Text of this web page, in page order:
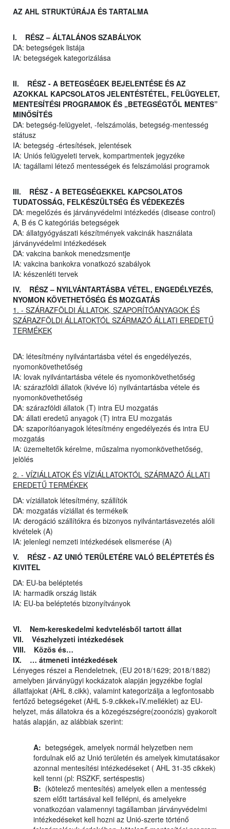
AZ AHL STRUKTÚRÁJA ÉS TARTALMA
I. RÉSZ – ÁLTALÁNOS SZABÁLYOK
DA: betegségek listája
IA: betegségek kategorizálása
II. RÉSZ - A BETEGSÉGEK BEJELENTÉSE ÉS AZ
AZOKKAL KAPCSOLATOS JELENTÉSTÉTEL, FELÜGYELET,
MENTESÍTÉSI PROGRAMOK ÉS „BETEGSÉGTŐL MENTES”
MINŐSÍTÉS
DA: betegség-felügyelet, -felszámolás, betegség-mentesség
státusz
IA: betegség -értesítések, jelentések
IA: Uniós felügyeleti tervek, kompartmentek jegyzéke
IA: tagállami létező mentességek és felszámolási programok
III. RÉSZ - A BETEGSÉGEKKEL KAPCSOLATOS
TUDATOSSÁG, FELKÉSZÜLTSÉG ÉS VÉDEKEZÉS
DA: megelőzés és járványvédelmi intézkedés (disease control)
A, B és C kategóriás betegségek
DA: állatgyógyászati készítmények vakcinák használata
járványvédelmi intézkedések
DA: vakcina bankok menedzsmentje
IA: vakcina bankokra vonatkozó szabályok
IA: készenléti tervek
IV. RÉSZ – NYILVÁNTARTÁSBA VÉTEL, ENGEDÉLYEZÉS,
NYOMON KÖVETHETŐSÉG ÉS MOZGATÁS
1. - SZÁRAZFÖLDI ÁLLATOK, SZAPORÍTÓANYAGOK ÉS
SZÁRAZFÖLDI ÁLLATOKTÓL SZÁRMAZÓ ÁLLATI EREDETŰ
TERMÉKEK
DA: létesítmény nyilvántartásba vétel és engedélyezés,
nyomonkövethetőség
IA: lovak nyilvántartásba vétele és nyomonkövethetőség
IA: szárazföldi állatok (kivéve ló) nyilvántartásba vétele és
nyomonkövethetőség
DA: szárazföldi állatok (T) intra EU mozgatás
DA: állati eredetű anyagok (T) intra EU mozgatás
DA: szaporítóanyagok létesítmény engedélyezés és intra EU
mozgatás
IA: üzemeltetők kérelme, műszalma nyomonkövethetőség,
jelölés
2. - VÍZIÁLLATOK ÉS VÍZIÁLLATOKTÓL SZÁRMAZÓ ÁLLATI
EREDETŰ TERMÉKEK
DA: víziállatok létesítmény, szállítók
DA: mozgatás víziállat és termékeik
IA: derogáció szállítókra és bizonyos nyilvántartásvezetés alóli
kivételek (A)
IA: jelenlegi nemzeti intézkedések elismerése (A)
V. RÉSZ - AZ UNIÓ TERÜLETÉRE VALÓ BELÉPTETÉS ÉS
KIVITEL
DA: EU-ba beléptetés
IA: harmadik ország listák
IA: EU-ba beléptetés bizonyítványok
VI. Nem-kereskedelmi kedvtelésből tartott állat
VII. Vészhelyzeti intézkedések
VIII. Közös és…
IX. … átmeneti intézkedések
Lényeges részei a Rendeletnek, (EU 2018/1629; 2018/1882)
amelyben járványügyi kockázatok alapján jegyzékbe foglal
állatfajokat (AHL 8.cikk), valamint kategorizálja a legfontosabb
fertőző betegségeket (AHL 5-9.cikkek+IV.melléklet) az EU-
helyzet, más állatokra és a közegészségre(zoonózis) gyakorolt
hatás alapján, az alábbiak szerint:
A: betegségek, amelyek normál helyzetben nem
fordulnak elő az Unió területén és amelyek kimutatásakor
azonnal mentesítési intézkedéseket ( AHL 31-35 cikkek)
kell tenni (pl: RSZKF, sertéspestis)
B: (kötelező mentesítés) amelyek ellen a mentesség
szem előtt tartásával kell fellépni, és amelyekre
vonatkozóan valamennyi tagállamban járványvédelmi
intézkedéseket kell hozni az Unió-szerte történő